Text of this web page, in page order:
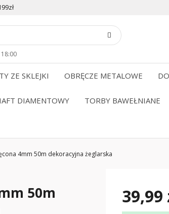
ZE SKLEJKI OBRĘCZE METALOWE
DIAMENTOWY TORBY BAWEŁNIANE
4mm 50m dekoracyjna żeglarska
50m
39,99